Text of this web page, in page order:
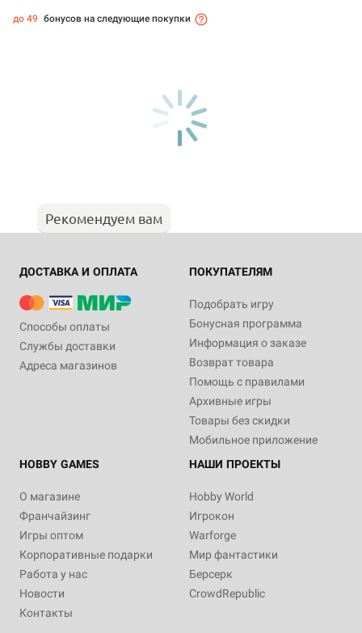
до 49 бонусов на следующие покупки
Рекомендуем вам
ДОСТАВКА И ОПЛАТА
Способы оплаты
Службы доставки
Адреса магазинов
ПОКУПАТЕЛЯМ
Подобрать игру
Бонусная программа
Информация о заказе
Возврат товара
Помощь с правилами
Архивные игры
Товары без скидки
Мобильное приложение
HOBBY GAMES
О магазине
Франчайзинг
Игры оптом
Корпоративные подарки
Работа у нас
Новости
Контакты
НАШИ ПРОЕКТЫ
Hobby World
Игрокон
Warforge
Мир фантастики
Берсерк
CrowdRepublic